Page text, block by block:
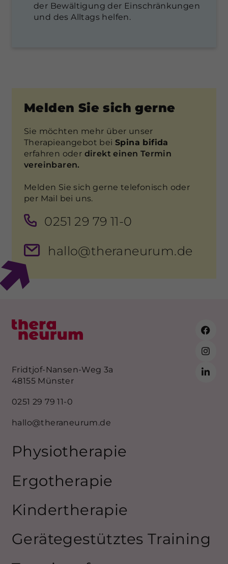
der Bewältigung der Einschränkungen
und des Alltags helfen.
Melden Sie sich gerne
Sie möchten mehr über unser
Therapieangebot bei Spina bifida
erfahren oder direkt einen Termin
vereinbaren.
Melden Sie sich gerne telefonisch oder
per Mail bei uns.
0251 29 79 11-0
hallo@theraneurum.de
Fridtjof-Nansen-Weg 3a
48155 Münster
0251 29 79 11-0
hallo@theraneurum.de
Physiotherapie
Ergotherapie
Kindertherapie
Gerätegestütztes Training